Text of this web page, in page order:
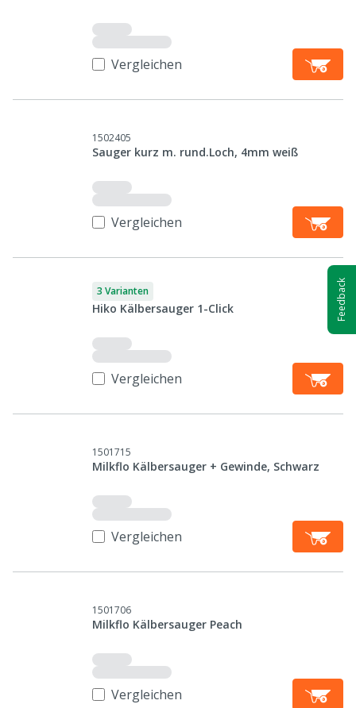
Vergleichen
1502405
Sauger kurz m. rund.Loch, 4mm weiß
Vergleichen
3 Varianten
Hiko Kälbersauger 1-Click
Vergleichen
1501715
Milkflo Kälbersauger + Gewinde, Schwarz
Vergleichen
1501706
Milkflo Kälbersauger Peach
Vergleichen
Feedback